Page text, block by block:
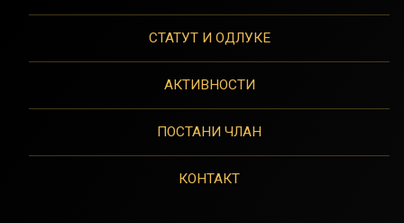
СТАТУТ И ОДЛУКЕ
АКТИВНОСТИ
ПОСТАНИ ЧЛАН
КОНТАКТ